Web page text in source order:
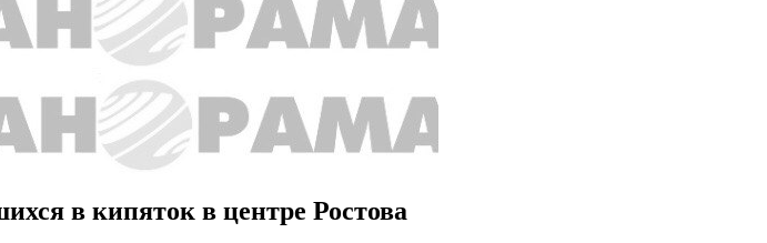
в кипяток в центре Ростова